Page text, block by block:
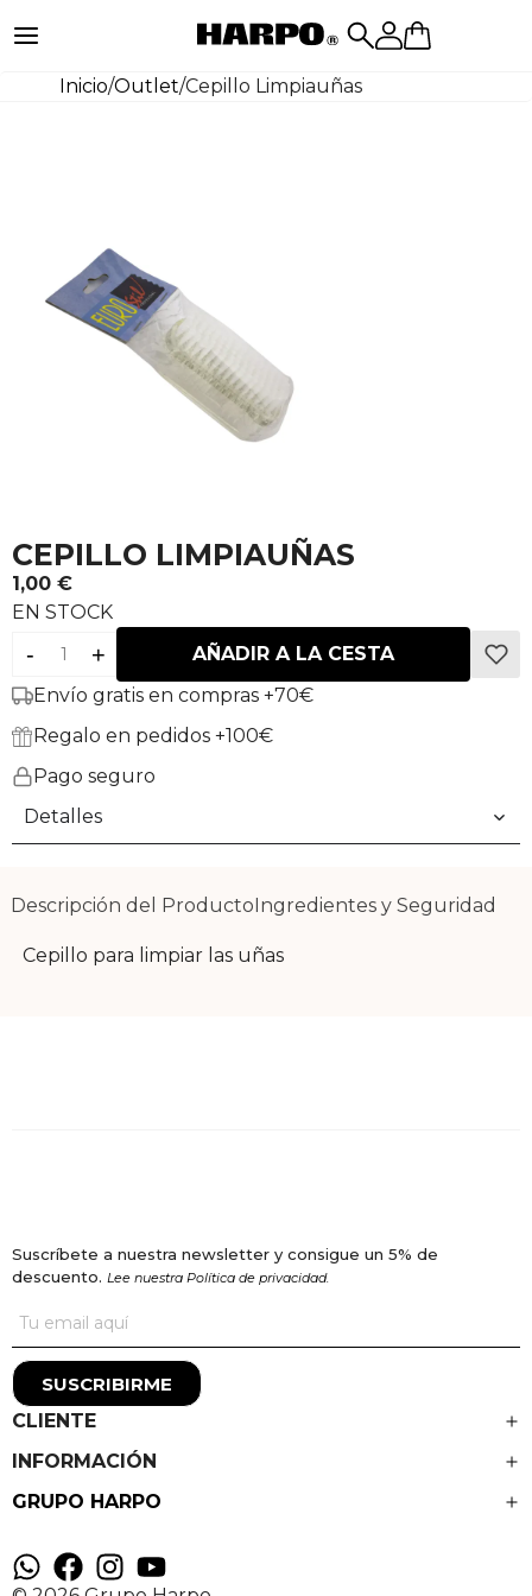
Inicio/Outlet/Cepillo Limpiauñas
CEPILLO LIMPIAUÑAS
1,00 €
EN STOCK
- +
AÑADIR A LA CESTA
Envío gratis en compras +70€
Regalo en pedidos +100€
Pago seguro
Detalles
Descripción del ProductoIngredientes y Seguridad
Cepillo para limpiar las uñas
Suscríbete a nuestra newsletter y consigue un 5% de
descuento. Lee nuestra Política de privacidad.
SUSCRIBIRME
CLIENTE
INFORMACIÓN
GRUPO HARPO